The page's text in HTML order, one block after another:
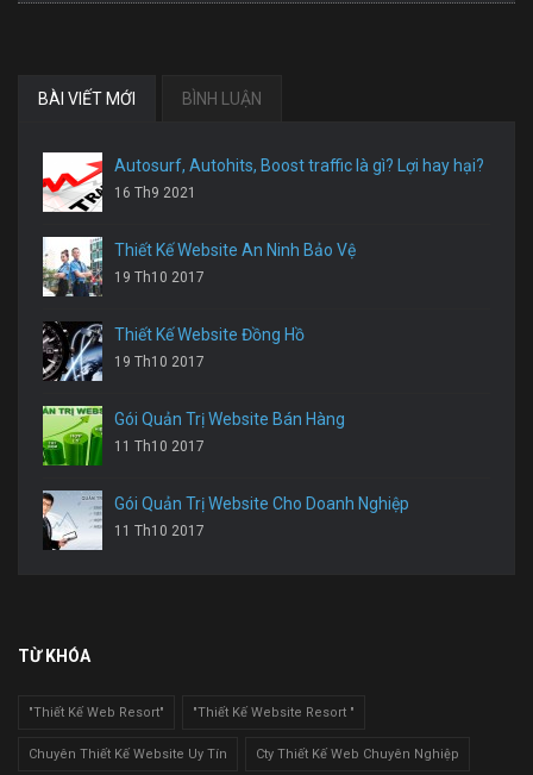
BÀI VIẾT MỚI BÌNH LUẬN
Autosurf, Autohits, Boost traffic là gì? Lợi hay hại?
16 Th9 2021
Thiết Kế Website An Ninh Bảo Vệ
19 Th10 2017
Thiết Kế Website Đồng Hồ
19 Th10 2017
Gói Quản Trị Website Bán Hàng
11 Th10 2017
Gói Quản Trị Website Cho Doanh Nghiệp
11 Th10 2017
TỪ KHÓA
"Thiết Kế Web Resort" "Thiết Kế Website Resort "
Chuyên Thiết Kế Website Uy Tín Cty Thiết Kế Web Chuyên Nghiệp